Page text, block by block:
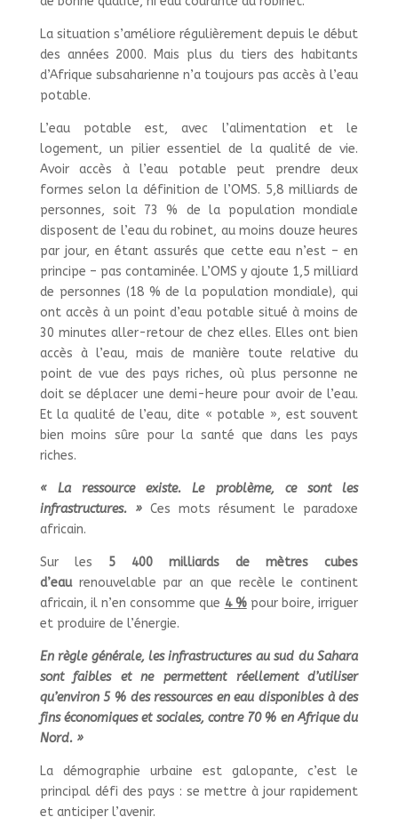
La situation s’améliore régulièrement depuis le début
des années 2000. Mais plus du tiers des habitants
d’Afrique subsaharienne n’a toujours pas accès à l’eau
potable.
L’eau potable est, avec l’alimentation et le
logement, un pilier essentiel de la qualité de vie.
Avoir accès à l’eau potable peut prendre deux
formes selon la définition de l’OMS. 5,8 milliards de
personnes, soit 73 % de la population mondiale
disposent de l’eau du robinet, au moins douze heures
par jour, en étant assurés que cette eau n’est – en
principe – pas contaminée. L’OMS y ajoute 1,5 milliard
de personnes (18 % de la population mondiale), qui
ont accès à un point d’eau potable situé à moins de
30 minutes aller-retour de chez elles. Elles ont bien
accès à l’eau, mais de manière toute relative du
point de vue des pays riches, où plus personne ne
doit se déplacer une demi-heure pour avoir de l’eau.
Et la qualité de l’eau, dite « potable », est souvent
bien moins sûre pour la santé que dans les pays
riches.
« La ressource existe. Le problème, ce sont les
infrastructures. »Ces mots résument le paradoxe
africain.
Sur les 5 400 milliards de mètres cubes
d’eaurenouvelable par an que recèle le continent
africain, il n’en consomme que 4 %pour boire, irriguer
et produire de l’énergie.
En règle générale, les infrastructures au sud du Sahara
sont faibles et ne permettent réellement d’utiliser
qu’environ 5 % des ressources en eau disponibles à des
fins économiques et sociales, contre 70 % en Afrique du
Nord. »
La démographie urbaine est galopante, c’est le
principal défi des pays : se mettre à jour rapidement
et anticiper l’avenir.